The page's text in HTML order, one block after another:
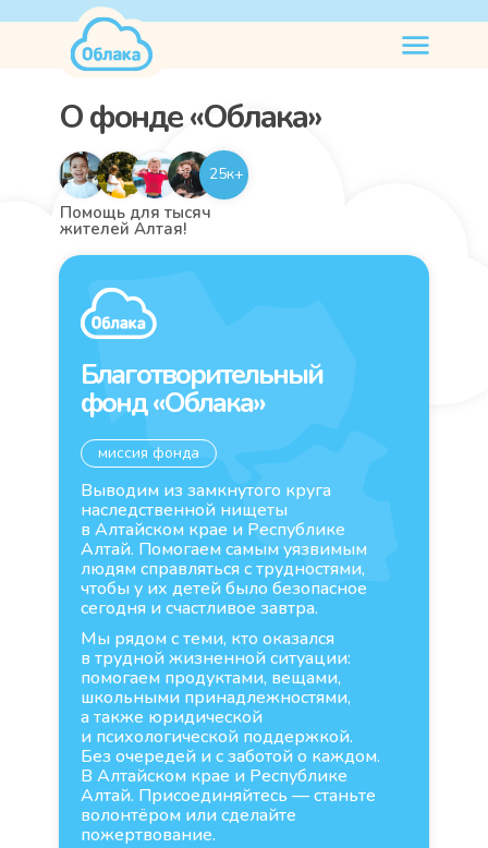
нужна
помощь
Помощь для тысяч
жителей Алтая!
миссия фонда
Благотворительный
фонд «Облака»
Мы рядом с теми, кто оказался
в трудной жизненной ситуации:
помогаем продуктами, вещами,
школьными принадлежностями,
а также юридической
и психологической поддержкой.
Без очередей и с заботой о каждом.
В Алтайском крае и Республике
Алтай. Присоединяйтесь — станьте
волонтёром или сделайте
пожертвование.
Выводим из замкнутого круга
наследственной нищеты
в Алтайском крае и Республике
Алтай. Помогаем самым уязвимым
людям справляться с трудностями,
чтобы у их детей было безопасное
сегодня и счастливое завтра.
25к+
О фонде «Облака»